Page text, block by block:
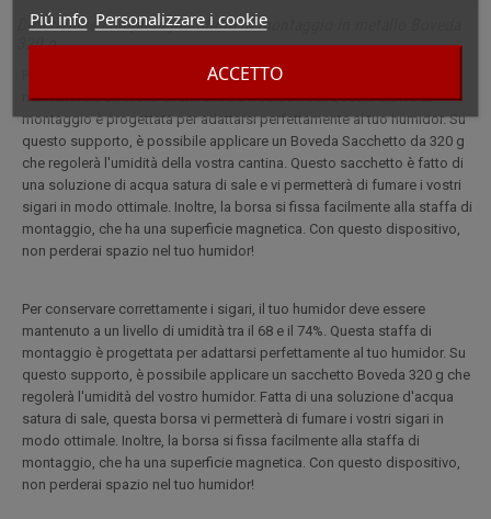
Piú info Personalizzare i cookie
ACCETTO
Descrizione completa per Staffa di montaggio in metallo Boveda
320 g
Per conservare correttamente i sigari, il tuo humidor deve essere
mantenuto a un livello di umidità tra il 68 e il 74%. Questa staffa di
montaggio è progettata per adattarsi perfettamente al tuo humidor. Su
questo supporto, è possibile applicare un Boveda Sacchetto da 320 g
che regolerà l'umidità della vostra cantina. Questo sacchetto è fatto di
una soluzione di acqua satura di sale e vi permetterà di fumare i vostri
sigari in modo ottimale. Inoltre, la borsa si fissa facilmente alla staffa di
montaggio, che ha una superficie magnetica. Con questo dispositivo,
non perderai spazio nel tuo humidor!
Per conservare correttamente i sigari, il tuo humidor deve essere
mantenuto a un livello di umidità tra il 68 e il 74%. Questa staffa di
montaggio è progettata per adattarsi perfettamente al tuo humidor. Su
questo supporto, è possibile applicare un sacchetto Boveda 320 g che
regolerà l'umidità del vostro humidor. Fatta di una soluzione d'acqua
satura di sale, questa borsa vi permetterà di fumare i vostri sigari in
modo ottimale. Inoltre, la borsa si fissa facilmente alla staffa di
montaggio, che ha una superficie magnetica. Con questo dispositivo,
non perderai spazio nel tuo humidor!